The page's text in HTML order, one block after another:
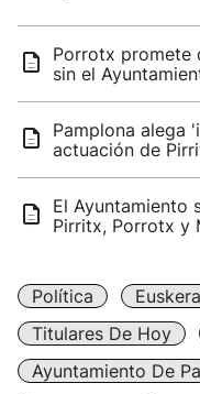
Porrotx promete
sin el
Pamplona alega
actuación de
El Ayuntamiento
Pirritx, Porrotx y
Política Euskera
Titulares De Hoy
Ayuntamiento De